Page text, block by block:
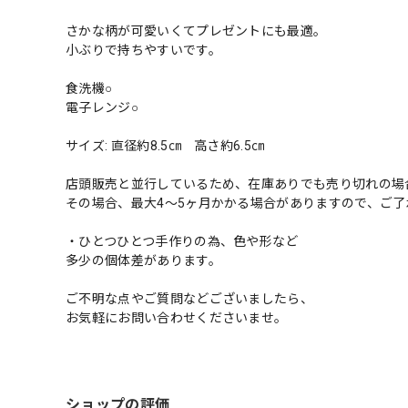
さかな柄が可愛いくてプレゼントにも最適。
小ぶりで持ちやすいです。
食洗機○
電子レンジ○
サイズ: 直径約8.5㎝ 高さ約6.5㎝
店頭販売と並行しているため、在庫ありでも売り切れの場
その場合、最大4〜5ヶ月かかる場合がありますので、ご了
・ひとつひとつ手作りの為、色や形など
多少の個体差があります。
ご不明な点やご質問などございましたら、
お気軽にお問い合わせくださいませ。
ショップの評価